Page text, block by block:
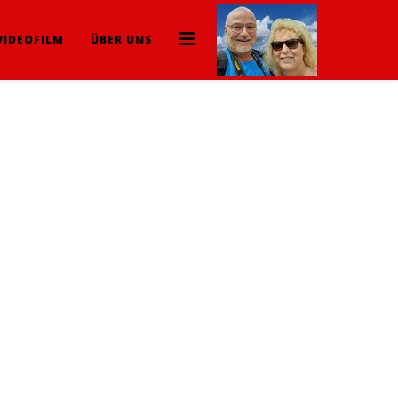
ÜBER UNS